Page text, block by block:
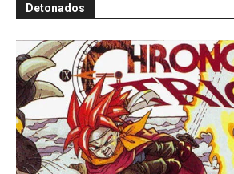
Detonados